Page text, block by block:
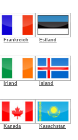
Frankreich Estland
Irland Island
Kanada Kasachstan